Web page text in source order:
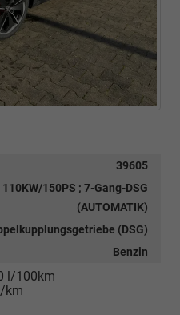
39605
150PS ; 7-Gang-DSG
(AUTOMATIK)
(DSG)
Benzin
l/100km
km